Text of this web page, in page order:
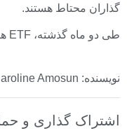
گذاران محتاط هستند.
طی دو ماه گذشته، ETF های بیت کوین شاهد طولانی ترین جریان خروجی روزانه ثبت شده بوده اند. سرمایه گذاران تقریباً در تمام روزهای هفته به برداشت وجوه خود ادامه دادند.
نویسنده: Caroline Amosun
اشتراک گذاری و